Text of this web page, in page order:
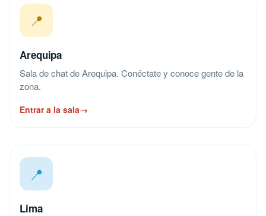
📍
Arequipa
Sala de chat de Arequipa. Conéctate y conoce gente de la
zona.
Entrar a la sala→
📍
Lima